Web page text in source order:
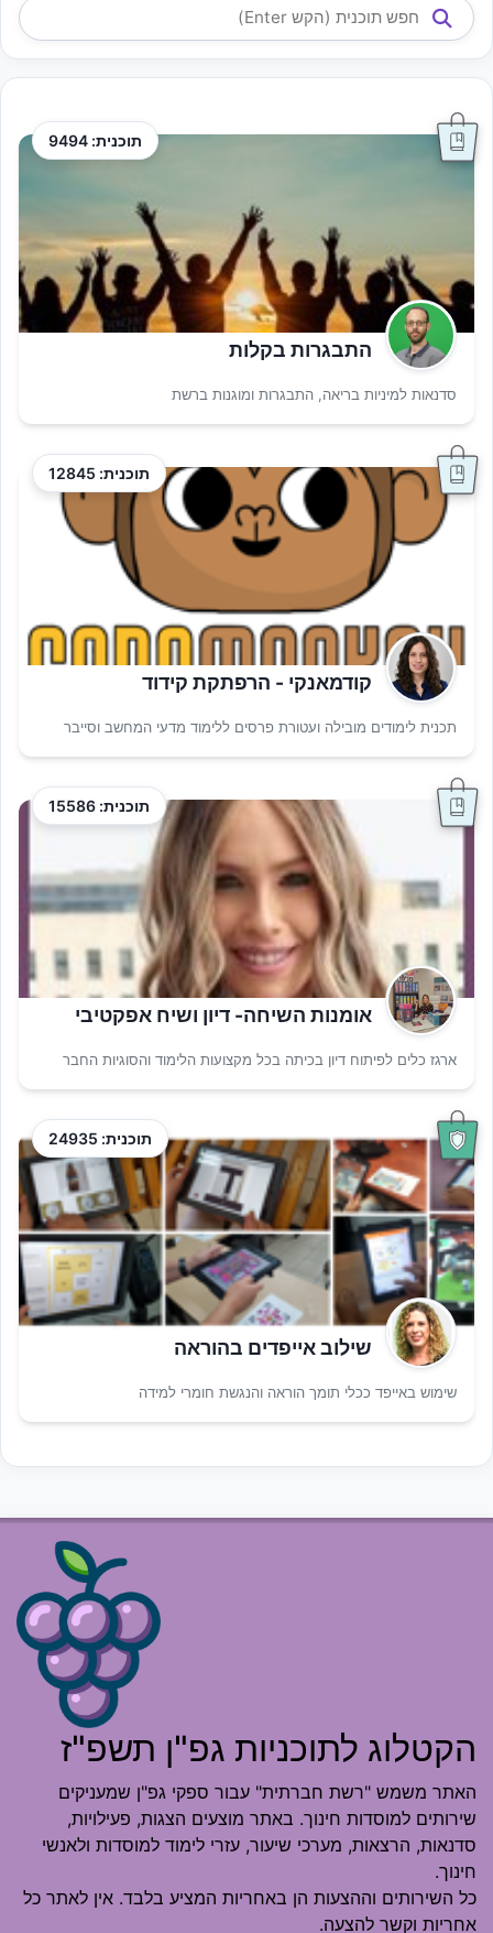
תוכנית: 9494
התבגרות בקלות
סדנאות למיניות בריאה, התבגרות ומוגנות ברשת
תוכנית: 12845
קודמאנקי - הרפתקת קידוד
תכנית לימודים מובילה ועטורת פרסים ללימוד מדעי המחשב וסייבר
תוכנית: 15586
אומנות השיחה- דיון ושיח אפקטיבי
ארגז כלים לפיתוח דיון בכיתה בכל מקצועות הלימוד והסוגיות החבר
תוכנית: 24935
שילוב אייפדים בהוראה
שימוש באייפד ככלי תומך הוראה והנגשת חומרי למידה
הקטלוג לתוכניות גפ"ן תשפ"ז
האתר משמש "רשת חברתית" עבור ספקי גפ"ן שמעניקים
שירותים למוסדות חינוך. באתר מוצעים הצגות, פעילויות,
סדנאות, הרצאות, מערכי שיעור, עזרי לימוד למוסדות ולאנשי
חינוך.
כל השירותים וההצעות הן באחריות המציע בלבד. אין לאתר כל
אחריות וקשר להצעה.